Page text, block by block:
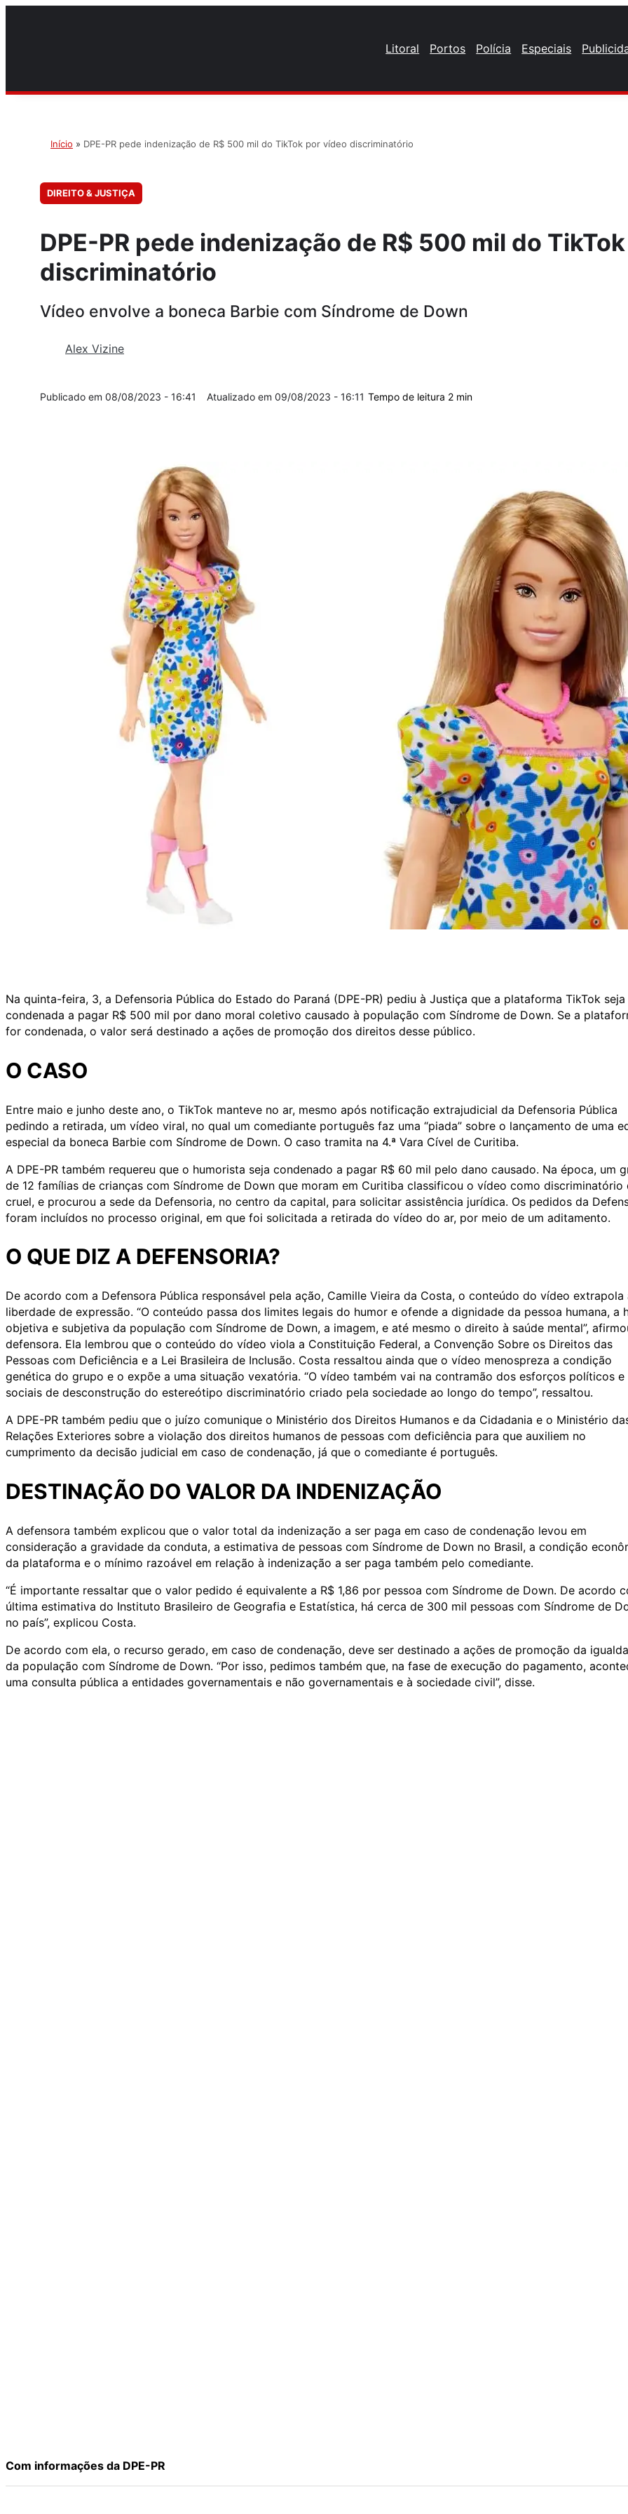
Litoral Portos Polícia Especiais
Início » DPE-PR pede indenização de R$ 500 mil do TikTok por vídeo discriminatório
DIREITO & JUSTIÇA
DPE-PR pede indenização de R$ 500 mil do
discriminatório
Vídeo envolve a boneca Barbie com Síndrome de Down
Alex Vizine
08/08/2023 - 16:41 09/08/2023 - 16:11
Na quinta-feira, 3, a Defensoria Pública do Estado do Paraná (DPE-PR) pediu à Justiça que a plataforma TikTok seja
condenada a pagar R$ 500 mil por dano moral coletivo causado à população com Síndrome de Down. Se a
for condenada, o valor será destinado a ações de promoção dos direitos desse público.
O CASO
Entre maio e junho deste ano, o TikTok manteve no ar, mesmo após notificação extrajudicial da Defensoria Pública
pedindo a retirada, um vídeo viral, no qual um comediante português faz uma “piada” sobre o lançamento de uma
especial da boneca Barbie com Síndrome de Down. O caso tramita na 4.ª Vara Cível de Curitiba.
A DPE-PR também requereu que o humorista seja condenado a pagar R$ 60 mil pelo dano causado. Na época, um
de 12 famílias de crianças com Síndrome de Down que moram em Curitiba classificou o vídeo como discriminatório
cruel, e procurou a sede da Defensoria, no centro da capital, para solicitar assistência jurídica. Os pedidos da
foram incluídos no processo original, em que foi solicitada a retirada do vídeo do ar, por meio de um aditamento.
O QUE DIZ A DEFENSORIA?
De acordo com a Defensora Pública responsável pela ação, Camille Vieira da Costa, o conteúdo do vídeo extrapola
liberdade de expressão. “O conteúdo passa dos limites legais do humor e ofende a dignidade da pessoa humana, a
objetiva e subjetiva da população com Síndrome de Down, a imagem, e até mesmo o direito à saúde mental”,
defensora. Ela lembrou que o conteúdo do vídeo viola a Constituição Federal, a Convenção Sobre os Direitos das
Pessoas com Deficiência e a Lei Brasileira de Inclusão. Costa ressaltou ainda que o vídeo menospreza a condição
genética do grupo e o expõe a uma situação vexatória. “O vídeo também vai na contramão dos esforços políticos e
sociais de desconstrução do estereótipo discriminatório criado pela sociedade ao longo do tempo”, ressaltou.
A DPE-PR também pediu que o juízo comunique o Ministério dos Direitos Humanos e da Cidadania e o Ministério
Relações Exteriores sobre a violação dos direitos humanos de pessoas com deficiência para que auxiliem no
cumprimento da decisão judicial em caso de condenação, já que o comediante é português.
DESTINAÇÃO DO VALOR DA INDENIZAÇÃO
A defensora também explicou que o valor total da indenização a ser paga em caso de condenação levou em
consideração a gravidade da conduta, a estimativa de pessoas com Síndrome de Down no Brasil, a condição
da plataforma e o mínimo razoável em relação à indenização a ser paga também pelo comediante.
“É importante ressaltar que o valor pedido é equivalente a R$ 1,86 por pessoa com Síndrome de Down. De acordo
última estimativa do Instituto Brasileiro de Geografia e Estatística, há cerca de 300 mil pessoas com Síndrome de
no país”, explicou Costa.
De acordo com ela, o recurso gerado, em caso de condenação, deve ser destinado a ações de promoção da
da população com Síndrome de Down. “Por isso, pedimos também que, na fase de execução do pagamento,
uma consulta pública a entidades governamentais e não governamentais e à sociedade civil”, disse.
Com informações da DPE-PR